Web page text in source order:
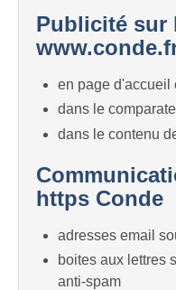
Publicité sur
en page d'accueil
dans le
dans le contenu
https Conde
adresses email
boites aux lettres
anti-spam